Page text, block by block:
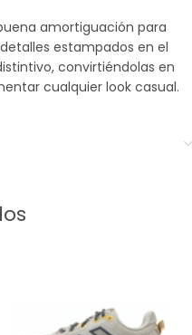
amortiguación para
estampados en el
convirtiéndolas en
cualquier look casual.